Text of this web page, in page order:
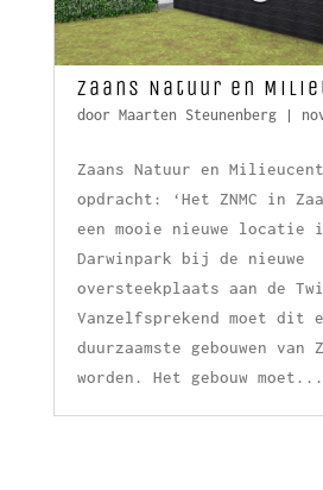
Zaans Natuur en
door Maarten Steunenberg|
Zaans Natuur en
opdracht: ‘Het ZNMC in
een mooie nieuwe locatie
Darwinpark bij de nieuwe
oversteekplaats aan de
Vanzelfsprekend moet dit
duurzaamste gebouwen van
worden. Het gebouw moet...